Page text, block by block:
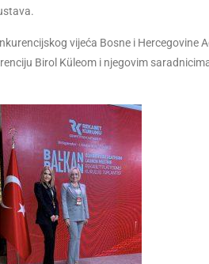
vijeća Bosne i Hercegovine
Birol Küleom i njegovim